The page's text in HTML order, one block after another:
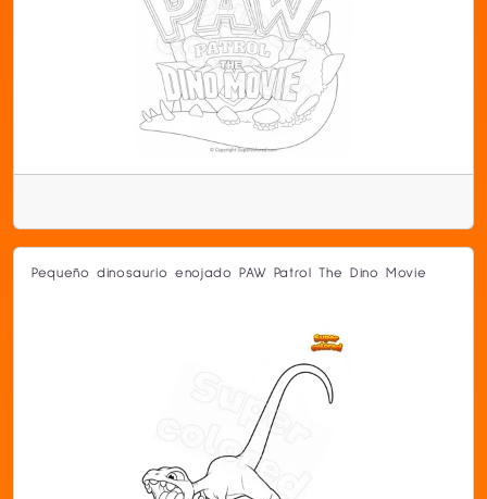
Pequeño dinosaurio enojado PAW Patrol The Dino Movie